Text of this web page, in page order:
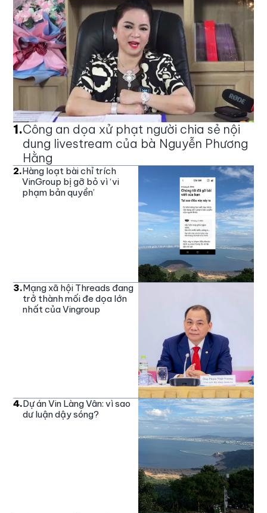
1.Công an dọa xử phạt người chia sẻ nội
dung livestream của bà Nguyễn Phương
Hằng
2.Hàng loạt bài chỉ trích
VinGroup bị gỡ bỏ vì ‘vi
phạm bản quyền’
3.Mạng xã hội Threads đang
trở thành mối đe dọa lớn
nhất của Vingroup
4.Dự án Vin Làng Vân: vì sao
dư luận dậy sóng?